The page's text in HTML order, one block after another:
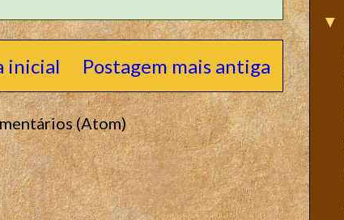
Postagem mais antiga
inicial
(Atom)
▼